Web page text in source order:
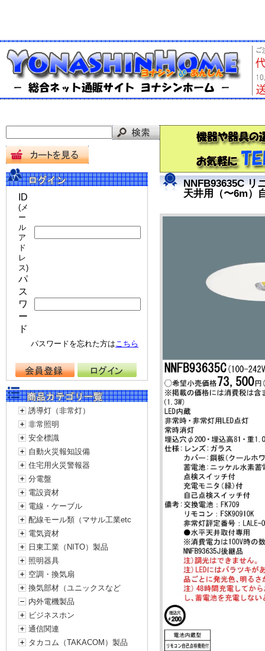
ID
(メ
ー
ル
ア
ド
レ
ス)
パ
ス
ワ
ー
ド
パスワードを忘れた方はこちら
誘導灯（非常灯）
非常照明
安全標識
自動火災報知設備
住宅用火災警報器
分電盤
電設資材
電線・ケーブル
配線モール類（マサル工業etc
電気資材
日東工業（NITO）製品
照明器具
空調・換気扇
換気部材（ユニックスなど
内外電機製品
ビジネスホン
通信関連
タカコム（TAKACOM）製品
NNFB93635C リ
天井用（〜6m）